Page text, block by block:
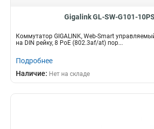
Gigalink GL-SW-G101-
Коммутатор GIGALINK, Web-Smart
на DIN рейку, 8 PoE (802.3af/at) пор...
Подробнее
Наличие: Нет на складе